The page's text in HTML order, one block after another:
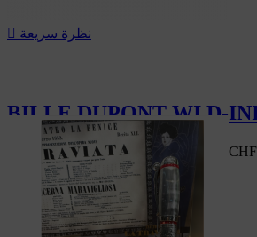
 نظرة سريعة
BILLE DUPONT WI D-
سعر السوق 160.00 CHF ‎-30% 112.00 CHF
‎-30%